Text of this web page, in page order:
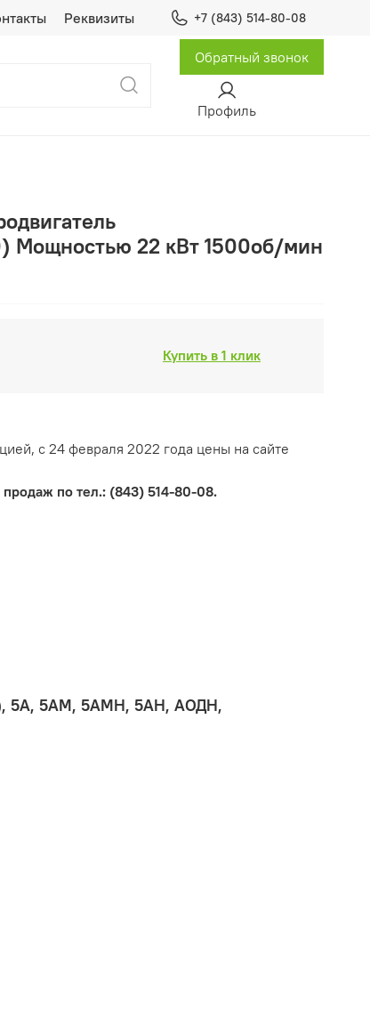
Реквизиты +7 (843) 514-80-08
Обратный звонок
Профиль
Мощностью 22 кВт 1500об/мин
Купить в 1 клик
с 24 февраля 2022 года цены на сайте
по тел.: (843) 514-80-08.
5А, 5АМ, 5АМН, 5АН, АОДН,